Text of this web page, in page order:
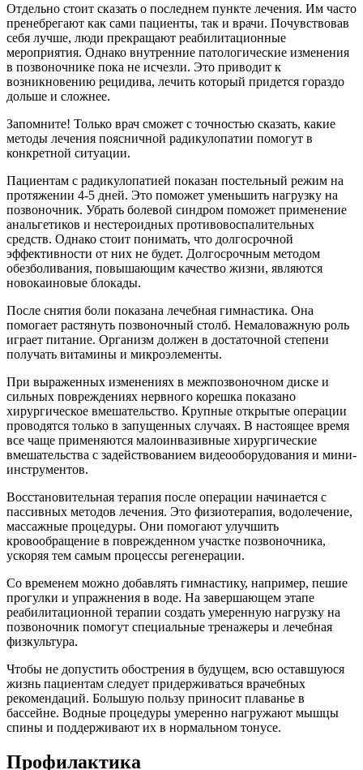
Отдельно стоит сказать о последнем пункте лечения. Им часто
пренебрегают как сами пациенты, так и врачи. Почувствовав
себя лучше, люди прекращают реабилитационные
мероприятия. Однако внутренние патологические изменения
в позвоночнике пока не исчезли. Это приводит к
возникновению рецидива, лечить который придется гораздо
дольше и сложнее.
Запомните! Только врач сможет с точностью сказать, какие
методы лечения поясничной радикулопатии помогут в
конкретной ситуации.
Пациентам с радикулопатией показан постельный режим на
протяжении 4-5 дней. Это поможет уменьшить нагрузку на
позвоночник. Убрать болевой синдром поможет применение
анальгетиков и нестероидных противовоспалительных
средств. Однако стоит понимать, что долгосрочной
эффективности от них не будет. Долгосрочным методом
обезболивания, повышающим качество жизни, являются
новокаиновые блокады.
После снятия боли показана лечебная гимнастика. Она
помогает растянуть позвоночный столб. Немаловажную роль
играет питание. Организм должен в достаточной степени
получать витамины и микроэлементы.
При выраженных изменениях в межпозвоночном диске и
сильных повреждениях нервного корешка показано
хирургическое вмешательство. Крупные открытые операции
проводятся только в запущенных случаях. В настоящее время
все чаще применяются малоинвазивные хирургические
вмешательства с задействованием видеооборудования и мини-
инструментов.
Восстановительная терапия после операции начинается с
пассивных методов лечения. Это физиотерапия, водолечение,
массажные процедуры. Они помогают улучшить
кровообращение в поврежденном участке позвоночника,
ускоряя тем самым процессы регенерации.
Со временем можно добавлять гимнастику, например, пешие
прогулки и упражнения в воде. На завершающем этапе
реабилитационной терапии создать умеренную нагрузку на
позвоночник помогут специальные тренажеры и лечебная
физкультура.
Чтобы не допустить обострения в будущем, всю оставшуюся
жизнь пациентам следует придерживаться врачебных
рекомендаций. Большую пользу приносит плаванье в
бассейне. Водные процедуры умеренно нагружают мышцы
спины и поддерживают их в нормальном тонусе.
Профилактика